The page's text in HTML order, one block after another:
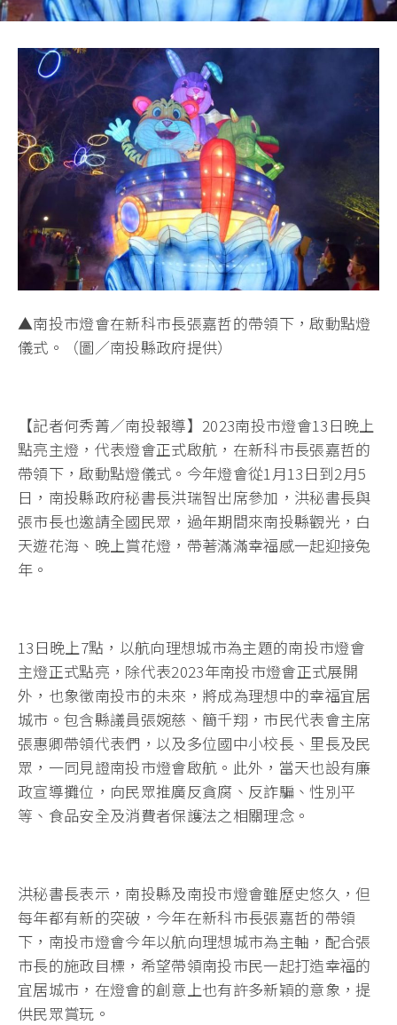
▲南投市燈會在新科市長張嘉哲的帶領下，啟動點燈
儀式。（圖／南投縣政府提供）
【記者何秀菁／南投報導】2023南投市燈會13日晚上
點亮主燈，代表燈會正式啟航，在新科市長張嘉哲的
帶領下，啟動點燈儀式。今年燈會從1月13日到2月5
日，南投縣政府秘書長洪瑞智出席參加，洪秘書長與
張市長也邀請全國民眾，過年期間來南投縣觀光，白
天遊花海、晚上賞花燈，帶著滿滿幸福感一起迎接兔
年。
13日晚上7點，以航向理想城市為主題的南投市燈會
主燈正式點亮，除代表2023年南投市燈會正式展開
外，也象徵南投市的未來，將成為理想中的幸福宜居
城市。包含縣議員張婉慈、簡千翔，市民代表會主席
張惠卿帶領代表們，以及多位國中小校長、里長及民
眾，一同見證南投市燈會啟航。此外，當天也設有廉
政宣導攤位，向民眾推廣反貪腐、反詐騙、性別平
等、食品安全及消費者保護法之相關理念。
洪秘書長表示，南投縣及南投市燈會雖歷史悠久，但
每年都有新的突破，今年在新科市長張嘉哲的帶領
下，南投市燈會今年以航向理想城市為主軸，配合張
市長的施政目標，希望帶領南投市民一起打造幸福的
宜居城市，在燈會的創意上也有許多新穎的意象，提
供民眾賞玩。